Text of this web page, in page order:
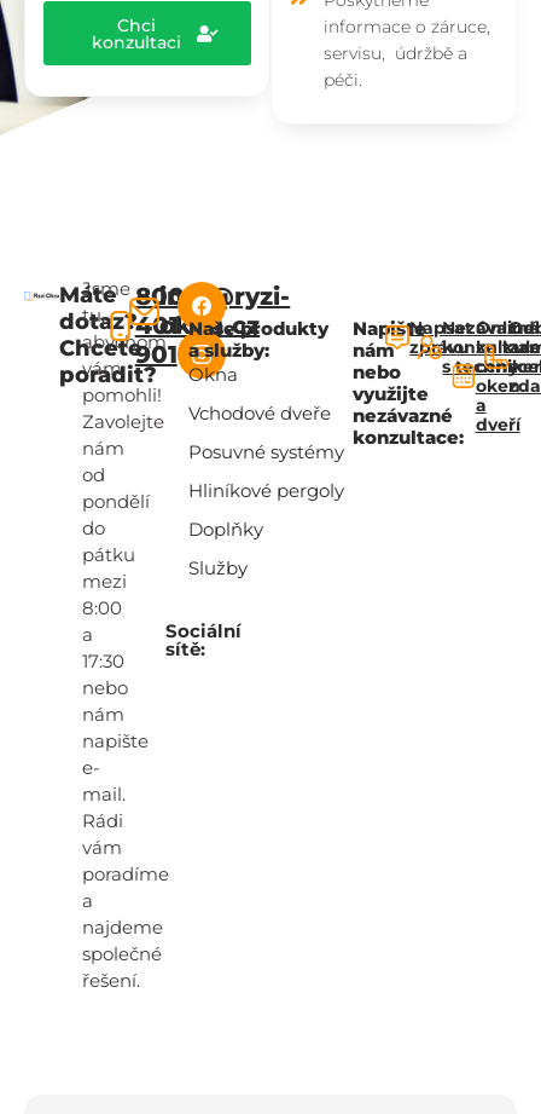
Chci
konzultaci
informace o záruce,
servisu, údržbě a
péči.
Máte
dotaz?
Chcete
poradit?
Jsme
tu,
abychom
vám
pomohli!
Zavolejte
nám
od
pondělí
do
pátku
mezi
8:00
a
17:30
nebo
nám
napište
e-
mail.
Rádi
vám
poradíme
a
najdeme
společné
řešení.
800
401
901
info@ryzi-
okna.cz
Sociální
sítě:
Naše produkty
a služby:
Okna
Vchodové dveře
Posuvné systémy
Hliníkové pergoly
Doplňky
Služby
Napište
nám
nebo
využijte
nezávazné
konzultace:
Napsat
zprávu
Nezávazná
konzultace
s
Online
ceny
oken
a
dveří